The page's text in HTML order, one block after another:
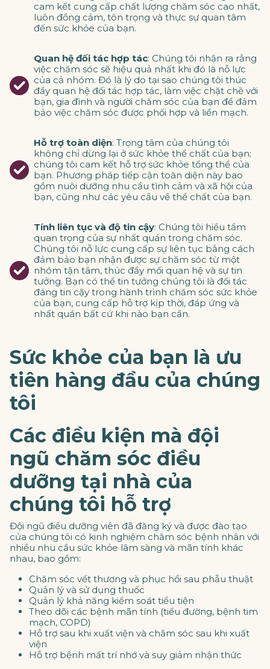
cam kết cung cấp chất lượng chăm sóc cao nhất,
luôn đồng cảm, tôn trọng và thực sự quan tâm
đến sức khỏe của bạn.
Quan hệ đối tác hợp tác: Chúng tôi nhận ra rằng
việc chăm sóc sẽ hiệu quả nhất khi đó là nỗ lực
của cả nhóm. Đó là lý do tại sao chúng tôi thúc
đẩy quan hệ đối tác hợp tác, làm việc chặt chẽ với
bạn, gia đình và người chăm sóc của bạn để đảm
bảo việc chăm sóc được phối hợp và liền mạch.
Hỗ trợ toàn diện: Trọng tâm của chúng tôi
không chỉ dừng lại ở sức khỏe thể chất của bạn;
chúng tôi cam kết hỗ trợ sức khỏe tổng thể của
bạn. Phương pháp tiếp cận toàn diện này bao
gồm nuôi dưỡng nhu cầu tình cảm và xã hội của
bạn, cũng như các yêu cầu về thể chất của bạn.
Tính liên tục và độ tin cậy: Chúng tôi hiểu tầm
quan trọng của sự nhất quán trong chăm sóc.
Chúng tôi nỗ lực cung cấp sự liên tục bằng cách
đảm bảo bạn nhận được sự chăm sóc từ một
nhóm tận tâm, thúc đẩy mối quan hệ và sự tin
tưởng. Bạn có thể tin tưởng chúng tôi là đối tác
đáng tin cậy trong hành trình chăm sóc sức khỏe
của bạn, cung cấp hỗ trợ kịp thời, đáp ứng và
nhất quán bất cứ khi nào bạn cần.
Sức khỏe của bạn là ưu
tiên hàng đầu của chúng
tôi
Các điều kiện mà đội
ngũ chăm sóc điều
dưỡng tại nhà của
chúng tôi hỗ trợ
Đội ngũ điều dưỡng viên đã đăng ký và được đào tạo
của chúng tôi có kinh nghiệm chăm sóc bệnh nhân với
nhiều nhu cầu sức khỏe lâm sàng và mãn tính khác
nhau, bao gồm:
Chăm sóc vết thương và phục hồi sau phẫu thuật
Quản lý và sử dụng thuốc
Quản lý khả năng kiểm soát tiểu tiện
Theo dõi các bệnh mãn tính (tiểu đường, bệnh tim
mạch, COPD)
Hỗ trợ sau khi xuất viện và chăm sóc sau khi xuất
viện
Hỗ trợ bệnh mất trí nhớ và suy giảm nhận thức